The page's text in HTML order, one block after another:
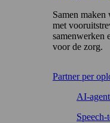
Samen maken
met
samenwerken
voor de zorg.
Partner per
AI-
Speech-